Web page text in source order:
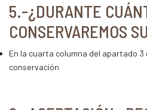
5.-¿DURANTE
CONSERVAREMOS
En la cuarta columna del apartado
conservación